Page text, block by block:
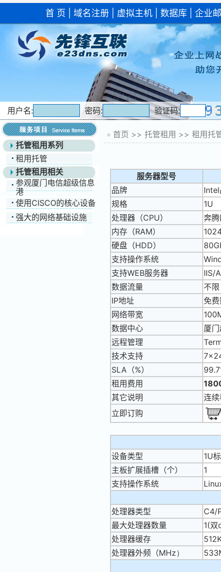
首 页 |域名注册 虚拟主机 |数据库 |企业
用户名: 密码: 验证码:
托管租用系列
租用托管
托管租用相关
参观厦门电信超级信息
港
使用CISCO的核心设备
强大的网络基础设施
首页 >> 托管租用 >> 租用托
服务器型号
品牌
规格
1U
处理器（CPU）
奔
内存（RAM）
硬盘（HDD）
支持操作系统
支持WEB服务器
IIS/
数据流量
不限
IP地址
免
网络带宽
数据中心
厦
远程管理
技术支持
SLA（%）
租用费用
其它说明
连
立即订购
设备类型
1U
主板扩展插槽（个）
1
支持操作系统
处理器类型
C4/
最大处理器数量
1(
处理器缓存
处理器外频（MHz）